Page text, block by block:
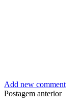
Add new comment
Postagem anterior